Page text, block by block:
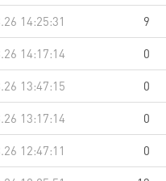
14:25:31
9
14:17:14
0
13:47:15
0
13:17:14
0
12:47:11
0